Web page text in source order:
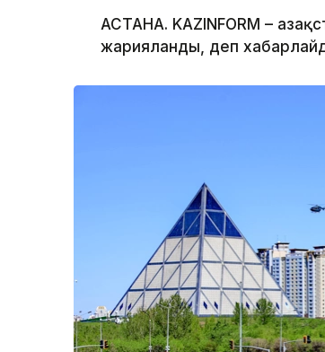
АСТАНА. KAZINFORM –
жарияланды, деп